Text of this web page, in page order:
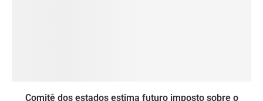
Comitê dos estados estima futuro imposto sobre o